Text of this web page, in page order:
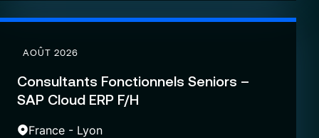
AOÛT 2026
Consultants Fonctionnels Seniors –
SAP Cloud ERP F/H
France - Lyon